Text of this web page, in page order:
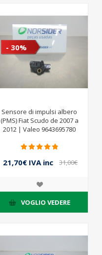
- 30%
Sensore di impulsi albero
(PMS) Fiat Scudo de 2007 a
2012 | Valeo 9643695780
21,70€ IVA inc
31,00€
VOGLIO VEDERE